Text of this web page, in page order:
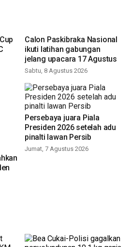
Calon Paskibraka Nasional
ikuti latihan gabungan
jelang upacara 17 Agustus
Sabtu, 8 Agustus 2026
Persebaya juara Piala
Presiden 2026 setelah adu
pinalti lawan Persib
Jumat, 7 Agustus 2026